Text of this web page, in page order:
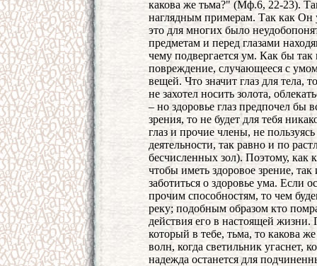
какова же тьма?" (Мф.6, 22-23).
наглядным примерам. Так как
это для многих было
предметам и перед глазами
чему подвергается ум. Как бы
повреждение, случающееся с
вещей. Что значит глаз для тела,
не захотел носить золота,
– но здоровье глаз предпочел бы
зрения, то не будет для тебя
глаз и прочие члены, не
деятельности, так равно и по
бесчисленных зол). Поэтому, как
чтобы иметь здоровое зрение,
заботиться о здоровье ума. Если
прочим способностям, то чем
реку; подобным образом кто
действия его в настоящей жизни.
который в тебе, тьма, то какова
волн, когда светильник угаснет,
надежда останется для